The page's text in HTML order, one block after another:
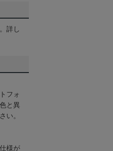
詳し
フォ
と異
い。
様が